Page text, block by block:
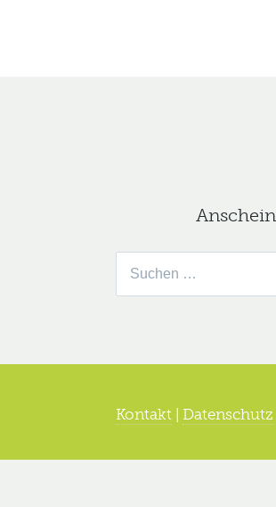
Suche
nach:
Kontakt| Datenschutz